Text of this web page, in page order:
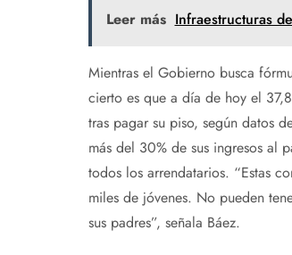
Leer más Infraestructuras
Mientras el Gobierno busca
cierto es que a día de hoy el
tras pagar su piso, según datos
más del 30% de sus ingresos al
todos los arrendatarios. “Estas
miles de jóvenes. No pueden
sus padres”, señala Báez.